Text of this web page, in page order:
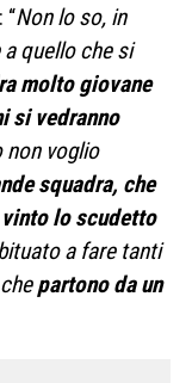
Non lo so, in
quello che si
molto giovane
si vedranno
non voglio
squadra, che
lo scudetto
a fare tanti
partono da un